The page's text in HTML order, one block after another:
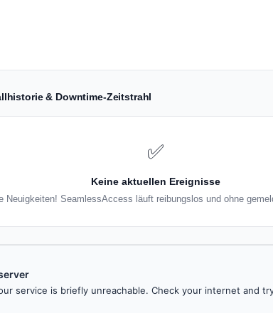
& Downtime-Zeitstrahl
✅
Keine aktuellen Ereignisse
Neuigkeiten! SeamlessAccess läuft reibungslos und ohne
service is briefly unreachable. Check your internet and